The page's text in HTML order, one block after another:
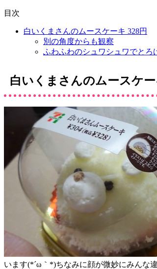
目次
白いくまさんのムースケーキ 328円
別の角度からも観察
ふわふわのシュワシュワでとろ
白いくまさんのムースケー
います(*´ω｀*)ちなみに顔が微妙にみんな